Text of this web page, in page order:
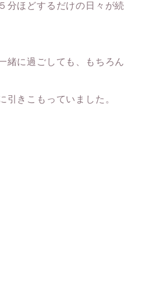
分ほどするだけの日々が続
緒に過ごしても、もちろん
引きこもっていました。